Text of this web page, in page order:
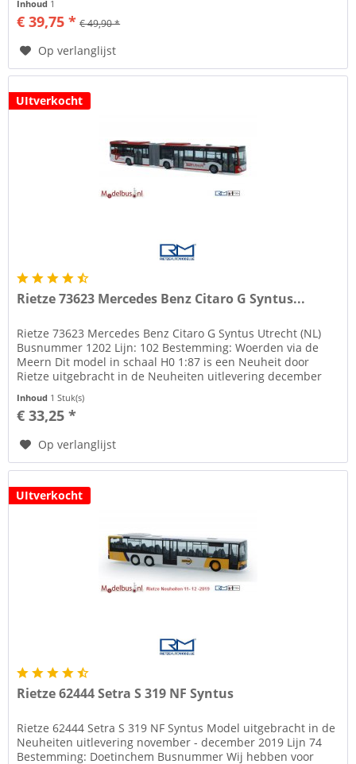
Inhoud 1
€ 39,75 * € 49,90 *
Op verlanglijst
UItverkocht
Rietze 73623 Mercedes Benz Citaro G Syntus...
Rietze 73623 Mercedes Benz Citaro G Syntus Utrecht (NL)
Busnummer 1202 Lijn: 102 Bestemming: Woerden via de
Meern Dit model in schaal H0 1:87 is een Neuheit door
Rietze uitgebracht in de Neuheiten uitlevering december
Inhoud 1 Stuk(s)
€ 33,25 *
Op verlanglijst
UItverkocht
Rietze 62444 Setra S 319 NF Syntus
Rietze 62444 Setra S 319 NF Syntus Model uitgebracht in de
Neuheiten uitlevering november - december 2019 Lijn 74
Bestemming: Doetinchem Busnummer Wij hebben voor